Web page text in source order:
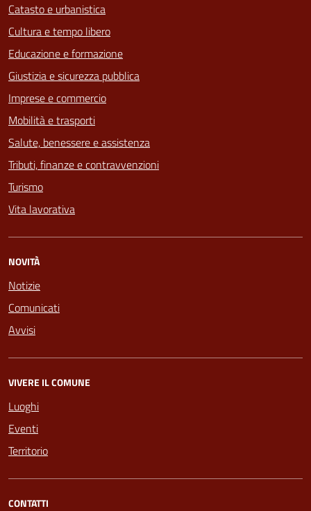
Catasto e urbanistica
Cultura e tempo libero
Educazione e formazione
Giustizia e sicurezza pubblica
Imprese e commercio
Mobilità e trasporti
Salute, benessere e assistenza
Tributi, finanze e contravvenzioni
Turismo
Vita lavorativa
NOVITÀ
Notizie
Comunicati
Avvisi
VIVERE IL COMUNE
Luoghi
Eventi
Territorio
CONTATTI